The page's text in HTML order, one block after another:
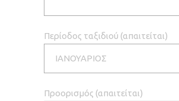
Περίοδος ταξιδιού (απαιτείται)
Προορισμός (απαιτείται)